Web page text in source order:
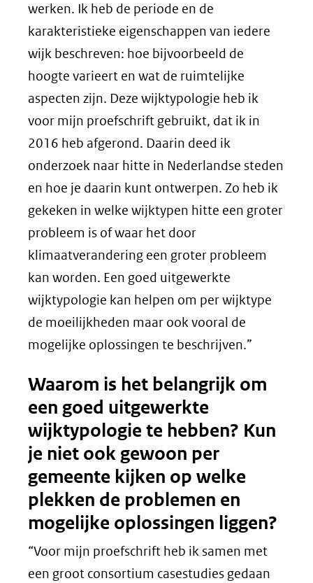
werken. Ik heb de periode en de
karakteristieke eigenschappen van iedere
wijk beschreven: hoe bijvoorbeeld de
hoogte varieert en wat de ruimtelijke
aspecten zijn. Deze wijktypologie heb ik
voor mijn proefschrift gebruikt, dat ik in
2016 heb afgerond. Daarin deed ik
onderzoek naar hitte in Nederlandse steden
en hoe je daarin kunt ontwerpen. Zo heb ik
gekeken in welke wijktypen hitte een groter
probleem is of waar het door
klimaatverandering een groter probleem
kan worden. Een goed uitgewerkte
wijktypologie kan helpen om per wijktype
de moeilijkheden maar ook vooral de
mogelijke oplossingen te beschrijven.”
Waarom is het belangrijk om
een goed uitgewerkte
wijktypologie te hebben? Kun
je niet ook gewoon per
gemeente kijken op welke
plekken de problemen en
mogelijke oplossingen liggen?
“Voor mijn proefschrift heb ik samen met
een groot consortium casestudies gedaan